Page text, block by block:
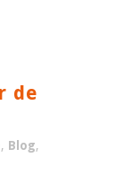
de
, Blog,